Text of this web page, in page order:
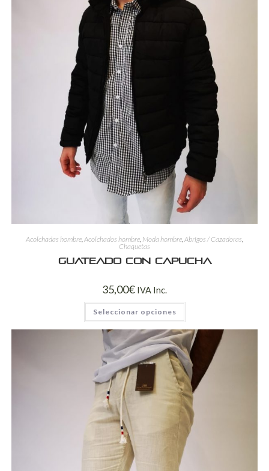
Acolchadas hombre Acolchados hombre Moda hombre Abrigos / Cazadoras
Chaquetas
Guateado con capucha
35,00€ IVA Inc.
Seleccionar opciones